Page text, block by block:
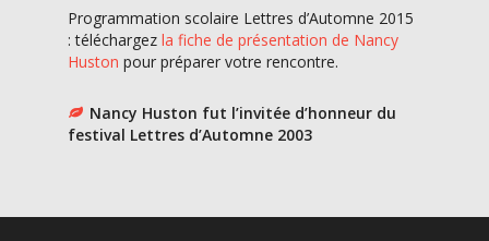
Programmation scolaire Lettres d’Automne 2015
: téléchargezla fiche de présentation de Nancy
Huston pour préparer votre rencontre.
Nancy Huston fut l’invitée d’honneur du
festival Lettres d’Automne 2003